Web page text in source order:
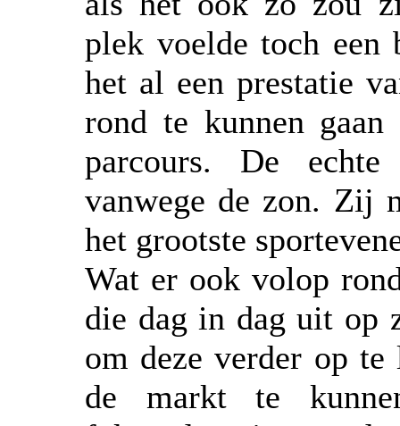
plek voelde toch een
het al een prestatie
rond te kunnen
parcours. De
vanwege de zon. Zij
het grootste
Wat er ook volop
die dag in dag uit op
om deze verder op
de markt te